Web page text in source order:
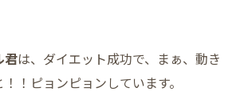
君は、ダイエット成功で、まぁ、動き
！ピョンピョンしています。